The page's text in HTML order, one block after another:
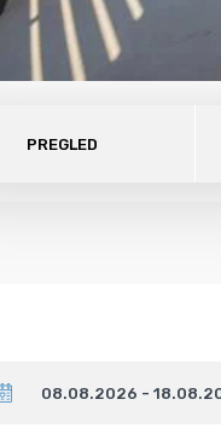
PREGLED